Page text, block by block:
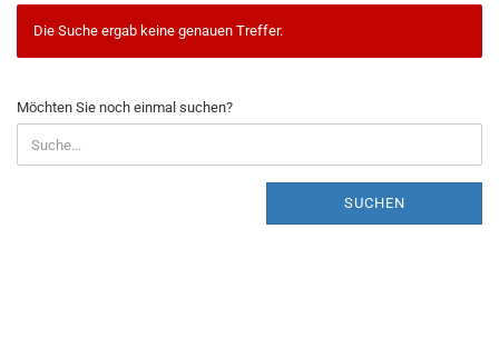
Die Suche ergab keine genauen Treffer.
MÖCHTEN
SIE
NOCH
EINMAL
Möchten Sie noch einmal suchen?
SUCHEN